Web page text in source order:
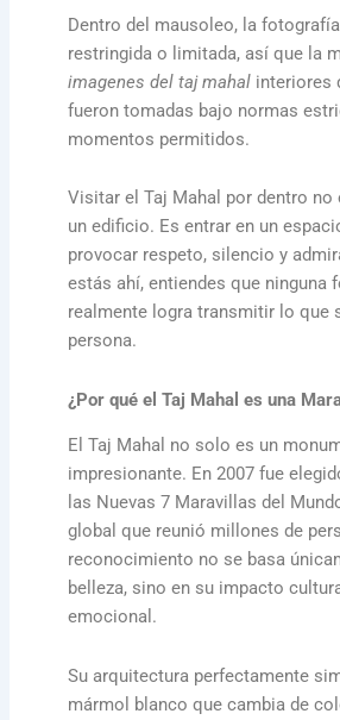
Dentro del mausoleo, la
restringida o limitada, así que la
imagenes del taj mahal interiores
fueron tomadas bajo normas
momentos permitidos.
Visitar el Taj Mahal por dentro
un edificio. Es entrar en un
provocar respeto, silencio y
estás ahí, entiendes que ninguna
realmente logra transmitir lo que
persona.
¿Por qué el Taj Mahal es una
El Taj Mahal no solo es un
impresionante. En 2007 fue
las Nuevas 7 Maravillas del
global que reunió millones de
reconocimiento no se basa
belleza, sino en su impacto
emocional.
Su arquitectura perfectamente
mármol blanco que cambia de